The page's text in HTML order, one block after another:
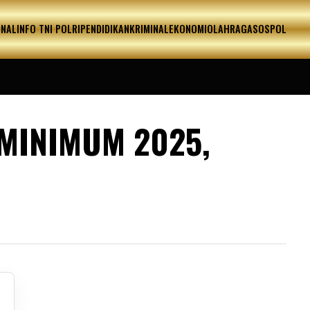
INFO TNI POLRIPENDIDIKANKRIMINALEKONOMIOLAHRAGASOSPOL
2025,